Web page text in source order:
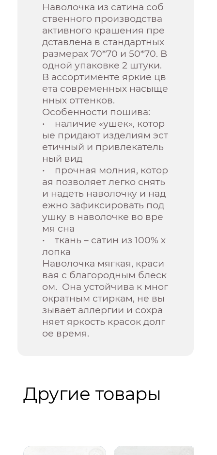
Наволочка из сатина соб
ственного производства
активного крашения пре
дставлена в стандартных
размерах 70*70 и 50*70. В
одной упаковке 2 штуки.
В ассортименте яркие цв
ета современных насыще
нных оттенков.
Особенности пошива:
• наличие «ушек», котор
ые придают изделиям эст
етичный и привлекатель
ный вид
• прочная молния, котор
ая позволяет легко снять
и надеть наволочку и над
ежно зафиксировать под
ушку в наволочке во вре
мя сна
• ткань – сатин из 100% х
лопка
Наволочка мягкая, краси
вая с благородным блеск
ом. Она устойчива к мног
ократным стиркам, не вы
зывает аллергии и сохра
няет яркость красок долг
ое время.
Другие товары